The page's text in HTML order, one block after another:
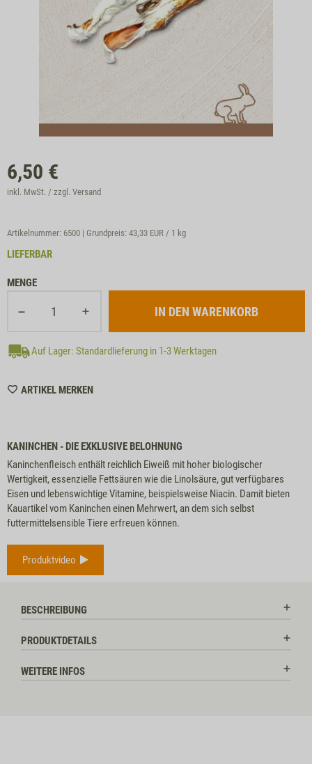
6,50 €
inkl. MwSt. / zzgl. Versand
Artikelnummer: 6500 | Grundpreis: 43,33 EUR / 1 kg
LIEFERBAR
MENGE
Auf Lager: Standardlieferung in 1-3 Werktagen
ARTIKEL MERKENWISHLIST
KANINCHEN - DIE EXKLUSIVE BELOHNUNG
Kaninchenfleisch enthält reichlich Eiweiß mit hoher biologischer
Wertigkeit, essenzielle Fettsäuren wie die Linolsäure, gut verfügbares
Eisen und lebenswichtige Vitamine, beispielsweise Niacin. Damit bieten
Kauartikel vom Kaninchen einen Mehrwert, an dem sich selbst
futtermittelsensible Tiere erfreuen können.
Produktvideo
BESCHREIBUNG
PRODUKTDETAILS
WEITERE INFOS